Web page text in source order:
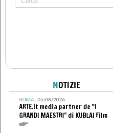
NOTIZIE
ROMA| 06/08/2026
ARTE.it media partner de "I
GRANDI MAESTRI" di KUBLAI Film